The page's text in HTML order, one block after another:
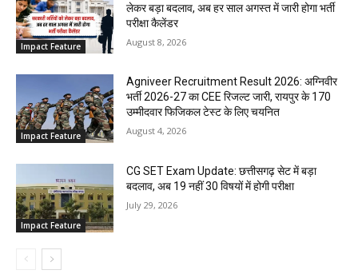
Impact Feature
लेकर बड़ा बदलाव, अब हर साल अगस्त में जारी होगा भर्ती
परीक्षा कैलेंडर
August 8, 2026
Impact Feature
Agniveer Recruitment Result 2026: अग्निवीर
भर्ती 2026-27 का CEE रिजल्ट जारी, रायपुर के 170
उम्मीदवार फिजिकल टेस्ट के लिए चयनित
August 4, 2026
Impact Feature
CG SET Exam Update: छत्तीसगढ़ सेट में बड़ा
बदलाव, अब 19 नहीं 30 विषयों में होगी परीक्षा
July 29, 2026